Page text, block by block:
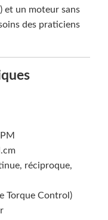
et un moteur sans
des praticiens
réciproque,
Torque Control)